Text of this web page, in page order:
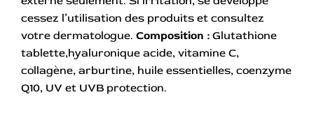
cessez l’utilisation des produits et consultez
votre dermatologue. Composition : Glutathione
tablette,hyaluronique acide, vitamine C,
collagène, arburtine, huile essentielles, coenzyme
Q10, UV et UVB protection.